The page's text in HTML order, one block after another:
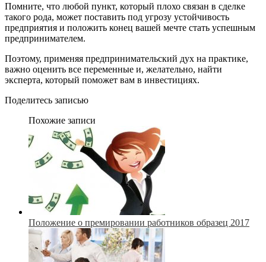
Помните, что любой пункт, который плохо связан в сделке
такого рода, может поставить под угрозу устойчивость
предприятия и положить конец вашей мечте стать успешным
предпринимателем.
Поэтому, применяя предпринимательский дух на практике,
важно оценить все переменные и, желательно, найти
эксперта, который поможет вам в инвестициях.
Поделитесь записью
Похожие записи
Положение о премировании работников образец 2017